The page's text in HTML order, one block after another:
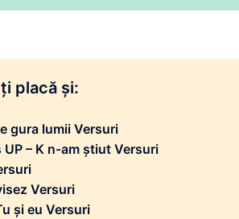
placă și:
gura lumii Versuri
UP – K n-am știut Versuri
Versuri
și eu Versuri